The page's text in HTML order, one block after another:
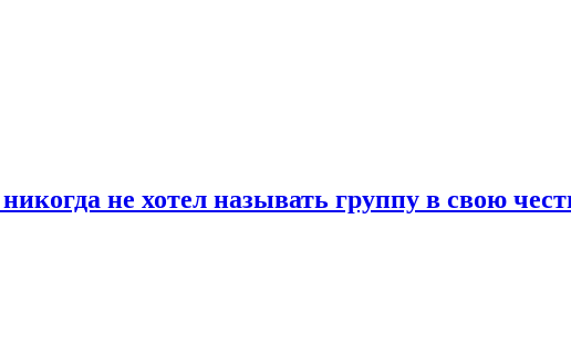
не хотел называть группу в свою